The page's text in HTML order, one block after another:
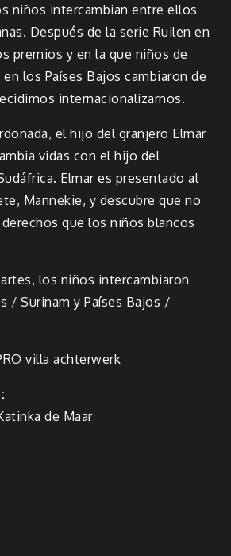
niños intercambian entre ellos
Después de la serie Ruilen en
premios y en la que niños de
los Países Bajos cambiaron de
internacionalizarnos.
el hijo del granjero Elmar
vidas con el hijo del
Elmar es presentado al
Mannekie, y descubre que no
que los niños blancos
los niños intercambiaron
/ Surinam y Países Bajos /
villa achterwerk
de Maar